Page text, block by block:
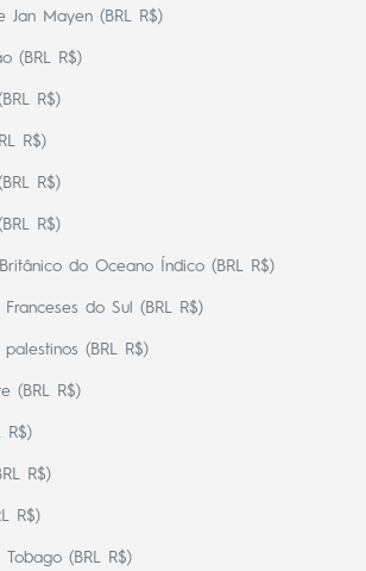
Jan Mayen (BRL R$)
(BRL R$)
R$)
R$)
R$)
R$)
do Oceano Índico (BRL R$)
Franceses do Sul (BRL R$)
palestinos (BRL R$)
(BRL R$)
R$)
R$)
R$)
Tobago (BRL R$)